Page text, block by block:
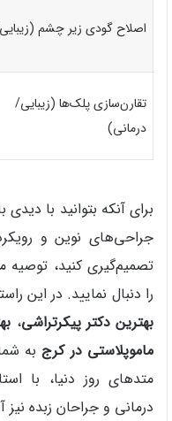
اصلاح گودی زیر چشم
تقارن‌سازی پلک‌ها (زیبایی/
درمانی)
برای آنکه بتوانید با
جراحی‌های نوین و
تصمیم‌گیری کنید،
را دنبال نمایید. در این
بهترین دکتر پیکرتراشی،
ماموپلاستی در کرجبه
متدهای روز دنیا، با
درمانی و جراحان زبده نیز